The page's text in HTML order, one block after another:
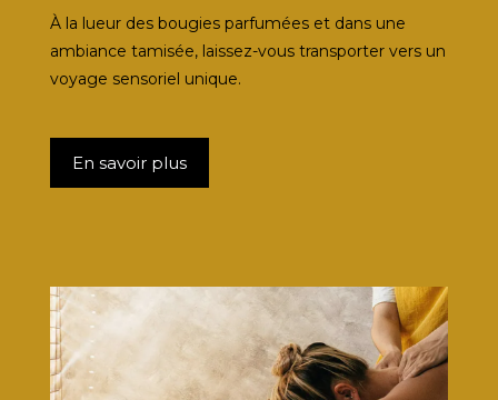
À la lueur des bougies parfumées et dans une
ambiance tamisée, laissez-vous transporter vers un
voyage sensoriel unique.
En savoir plus